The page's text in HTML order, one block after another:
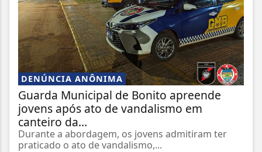
DENÚNCIA ANÔNIMA
Guarda Municipal de Bonito apreende
jovens após ato de vandalismo em
canteiro da...
Durante a abordagem, os jovens admitiram ter
praticado o ato de vandalismo,...